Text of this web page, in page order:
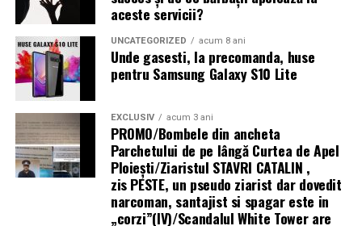
hormonală oprește funcția ovariană și, implicit, orice
posibilitate de concepție pe durata tratamentului.
Analogii GnRH sunt folosiți uneoripreoperatorpentru
a reduce volumul și vascularizația leziunilor (facilitând
chirurgia), sau
postoperatorpentru a preveni recurența
— dar nu ca tratament de fertilitate în sine.
Mesajul final pentru femeile cu endometrioză și
dorința de sarcină
structural între
cerințele actuale ale
fondurilor europene —
care impun
echipamente 100%
electrice — și
capacitatea reală a
infrastructurii de a livra
aceste servicii?
UNCATEGORIZED acum 8 ani
Unde gasesti, la precomanda, huse
pentru Samsung Galaxy S10 Lite
EXCLUSIV acum 3 ani
PROMO/Bombele din ancheta
Parchetului de pe lângă Curtea de Apel
Ploieşti/Ziaristul STAVRI CATALIN ,
zis PESTE, un pseudo ziarist dar dovedit
narcoman, santajist si spagar este in
„corzi”(IV)/Scandalul White Tower are